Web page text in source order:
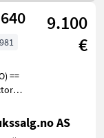
9.100
€
==
AS